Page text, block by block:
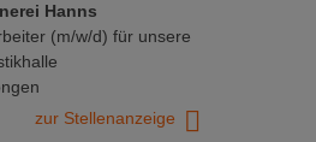
Hanns
(m/w/d) für unsere
zur Stellenanzeige